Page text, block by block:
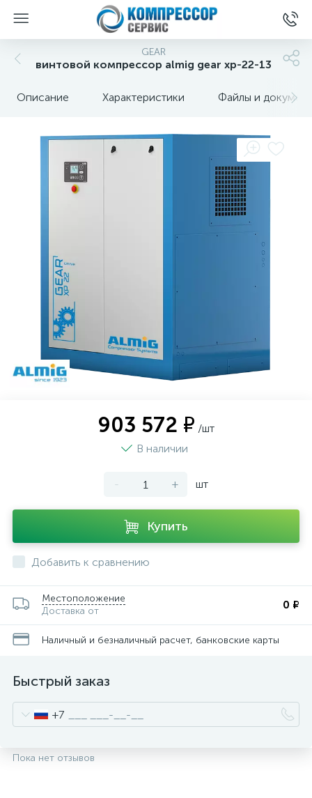
GEAR
винтовой компрессор almig gear xp-22-13
Описание Характеристики Файлы и
903 572 ₽ /шт
В наличии
- + шт
Купить
Добавить к сравнению
Местоположение
Доставка от
0 ₽
Наличный и безналичный расчет, банковские карты
Быстрый заказ
+7
Пока нет отзывов